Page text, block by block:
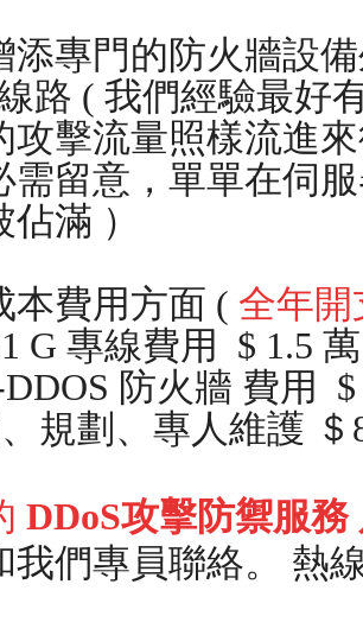
添專門的防火牆設
路 ( 我們經驗最好
攻擊流量照樣流進
需留意，單單在伺
滿 ）
本費用方面 ( 全年
G 專線費用 $ 1.5
防火牆 費用
規劃、專人維護
DDoS攻擊防禦服
我們專員聯絡。 熱